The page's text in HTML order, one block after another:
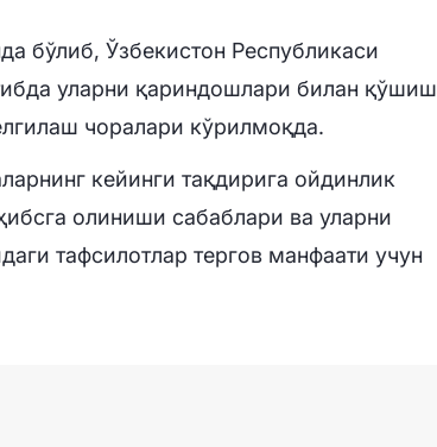
бўлиб, Ўзбекистон Республикаси
уларни қариндошлари билан қўшиш
чоралари кўрилмоқда.
кейинги тақдирига ойдинлик
олиниши сабаблари ва уларни
тафсилотлар тергов манфаати учун